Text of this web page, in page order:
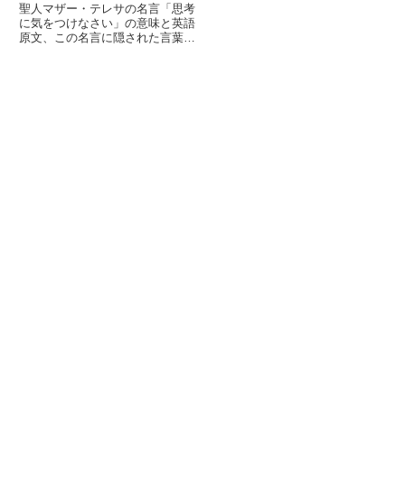
聖人マザー・テレサの名言「思考
に気をつけなさい」の意味と英語
原文、この名言に隠された言葉遊